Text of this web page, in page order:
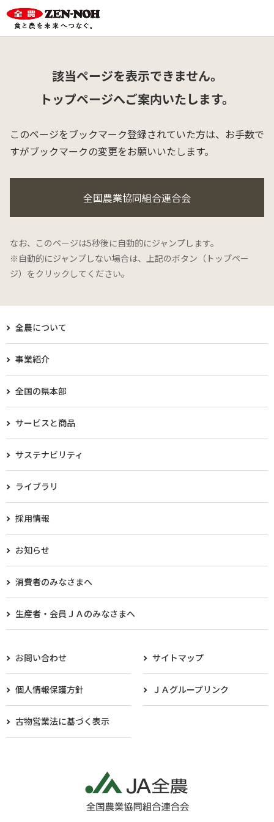
該当ページを表示できません。
トップページへご案内いたします。
このページをブックマーク登録されていた方は、 お手数で
すがブックマークの変更をお願いいたします。
全国農業協同組合連合会
なお、このページは5秒後に自動的にジャンプします。
※自動的にジャンプしない場合は、上記のボタン（トップペー
ジ）をクリックしてください。
全農について
事業紹介
全国の県本部
サービスと商品
サステナビリティ
ライブラリ
採用情報
お知らせ
消費者のみなさまへ
生産者・会員ＪＡのみなさまへ​
お問い合わせ サイトマップ
個人情報保護方針 ＪＡグループリンク
古物営業法に基づく表示